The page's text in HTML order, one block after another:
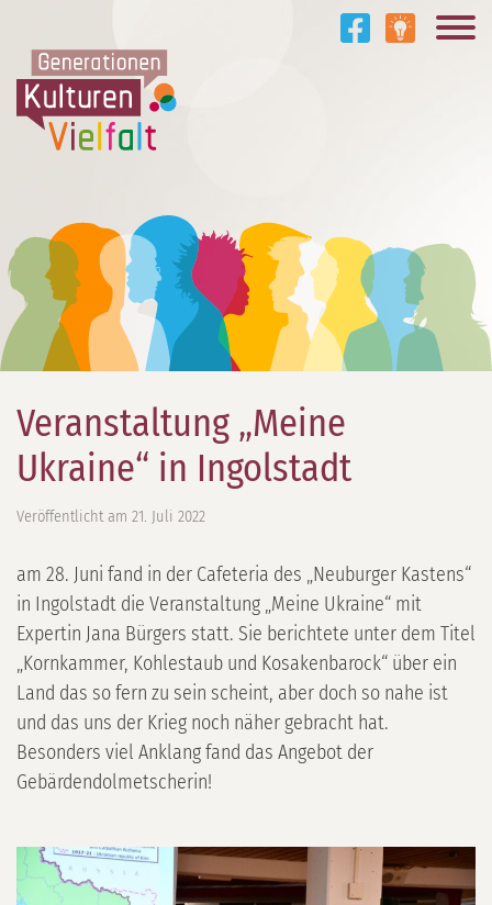
Veranstaltung „Meine
Ukraine“ in Ingolstadt
Veröffentlicht am 21. Juli 2022
am 28. Juni fand in der Cafeteria des „Neuburger Kastens“
in Ingolstadt die Veranstaltung „Meine Ukraine“ mit
Expertin Jana Bürgers statt. Sie berichtete unter dem Titel
„Kornkammer, Kohlestaub und Kosakenbarock“ über ein
Land das so fern zu sein scheint, aber doch so nahe ist
und das uns der Krieg noch näher gebracht hat.
Besonders viel Anklang fand das Angebot der
Gebärdendolmetscherin!